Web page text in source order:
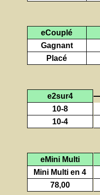
eCouplé
Gagnant
Placé
e2sur4
10-8
10-4
eMini Multi
Mini Multi en 4
78,00